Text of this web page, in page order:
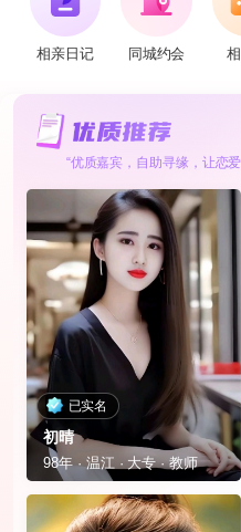
相亲日记 同城约会
“优质嘉宾，自助寻缘，让恋
已实名
初晴
98年 · 温江 · 大专 · 教师